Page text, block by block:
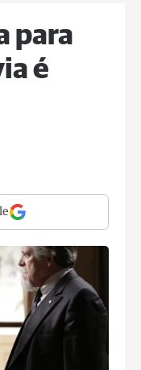
para
é